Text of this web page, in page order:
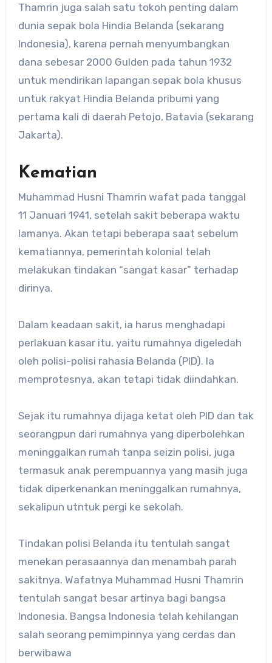
Thamrin juga salah satu tokoh penting dalam
dunia sepak bola Hindia Belanda (sekarang
Indonesia), karena pernah menyumbangkan
dana sebesar 2000 Gulden pada tahun 1932
untuk mendirikan lapangan sepak bola khusus
untuk rakyat Hindia Belanda pribumi yang
pertama kali di daerah Petojo, Batavia (sekarang
Jakarta).
Kematian
Muhammad Husni Thamrin wafat pada tanggal
11 Januari 1941, setelah sakit beberapa waktu
lamanya. Akan tetapi beberapa saat sebelum
kematiannya, pemerintah kolonial telah
melakukan tindakan “sangat kasar” terhadap
dirinya.
Dalam keadaan sakit, ia harus menghadapi
perlakuan kasar itu, yaitu rumahnya digeledah
oleh polisi-polisi rahasia Belanda (PID). Ia
memprotesnya, akan tetapi tidak diindahkan.
Sejak itu rumahnya dijaga ketat oleh PID dan tak
seorangpun dari rumahnya yang diperbolehkan
meninggalkan rumah tanpa seizin polisi, juga
termasuk anak perempuannya yang masih juga
tidak diperkenankan meninggalkan rumahnya,
sekalipun utntuk pergi ke sekolah.
Tindakan polisi Belanda itu tentulah sangat
menekan perasaannya dan menambah parah
sakitnya. Wafatnya Muhammad Husni Thamrin
tentulah sangat besar artinya bagi bangsa
Indonesia. Bangsa Indonesia telah kehilangan
salah seorang pemimpinnya yang cerdas dan
berwibawa